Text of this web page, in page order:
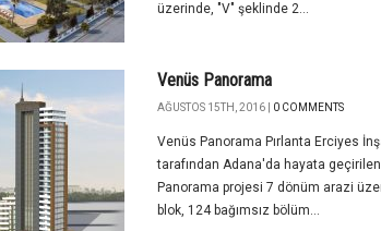
üzerinde, "V" şeklinde 2...
Venüs Panorama
AĞUSTOS 15TH, 2016 | 0 COMMENTS
Venüs Panorama Pırlanta Erciyes
tarafından Adana'da hayata
Panorama projesi 7 dönüm arazi
blok, 124 bağımsız bölüm...